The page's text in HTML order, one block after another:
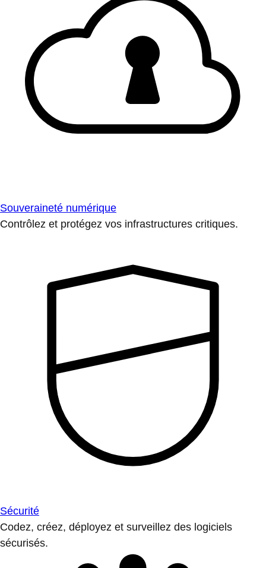
Souveraineté numérique
Contrôlez et protégez vos infrastructures critiques.
Sécurité
Codez, créez, déployez et surveillez des logiciels
sécurisés.